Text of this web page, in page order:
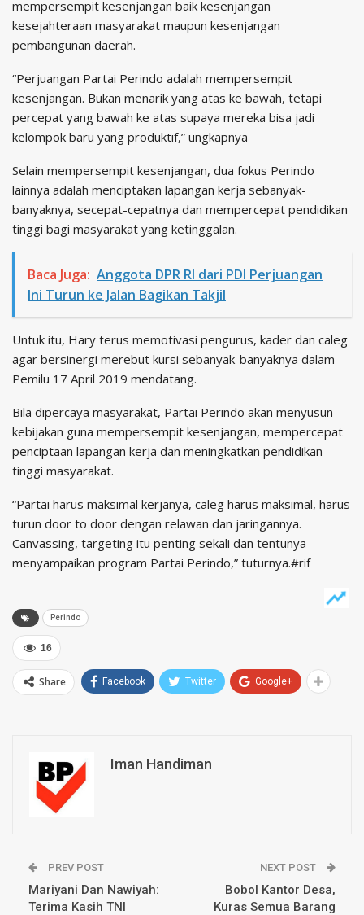
mempersempit kesenjangan baik kesenjangan
kesejahteraan masyarakat maupun kesenjangan
pembangunan daerah.
“Perjuangan Partai Perindo adalah mempersempit
kesenjangan. Bukan menarik yang atas ke bawah, tetapi
percepat yang bawah ke atas supaya mereka bisa jadi
kelompok baru yang produktif,” ungkapnya
Selain mempersempit kesenjangan, dua fokus Perindo
lainnya adalah menciptakan lapangan kerja sebanyak-
banyaknya, secepat-cepatnya dan mempercepat pendidikan
tinggi bagi masyarakat yang ketinggalan.
Baca Juga: Anggota DPR RI dari PDI Perjuangan
Ini Turun ke Jalan Bagikan Takjil
Untuk itu, Hary terus memotivasi pengurus, kader dan caleg
agar bersinergi merebut kursi sebanyak-banyaknya dalam
Pemilu 17 April 2019 mendatang.
Bila dipercaya masyarakat, Partai Perindo akan menyusun
kebijakan guna mempersempit kesenjangan, mempercepat
penciptaan lapangan kerja dan meningkatkan pendidikan
tinggi masyarakat.
“Partai harus maksimal kerjanya, caleg harus maksimal, harus
turun door to door dengan relawan dan jaringannya.
Canvassing, targeting itu penting sekali dan tentunya
menyampaikan program Partai Perindo,” tuturnya.#rif
Perindo
16
Share Facebook Twitter Google+
Iman Handiman
PREV POST
Mariyani Dan Nawiyah:
Terima Kasih TNI
NEXT POST
Bobol Kantor Desa,
Kuras Semua Barang